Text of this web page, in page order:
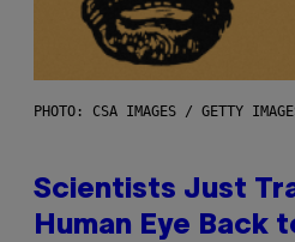
PHOTO: CSA IMAGES / GETTY
Scientists Just
Human Eye Back